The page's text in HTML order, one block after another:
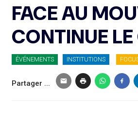
FACE AU
CONTINUE
ÉVÉNEMENTS INSTITUTIONS
Partager ...